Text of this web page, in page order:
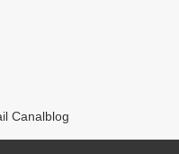
Canalblog